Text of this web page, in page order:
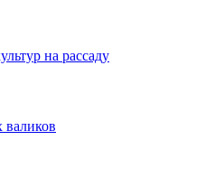
на рассаду
валиков